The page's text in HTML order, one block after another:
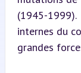
(1945-
internes du
grandes